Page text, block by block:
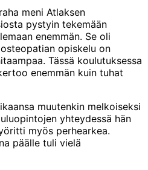
meni Atlaksen
pystyin tekemään
enemmän. Se oli
opiskelu on
Tässä koulutuksessa
enemmän kuin tuhat
muutenkin melkoiseksi
yhteydessä hän
myös perhearkea.
päälle tuli vielä